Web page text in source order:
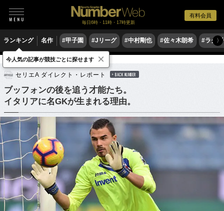
有料会員
毎日6時・11時・17時更新
ランキング 名作 #甲子園 #Jリーグ #中村剛也 #佐々木朗希 #ラグ〉
サッカー 海外サッカー セリエA
セリエA ダイレクト・レポート BACK NUMBER
ブッフォンの後を追う才能たち。
イタリアに名GKが生まれる理由。
今人気の記事が競技ごとに探せます ×